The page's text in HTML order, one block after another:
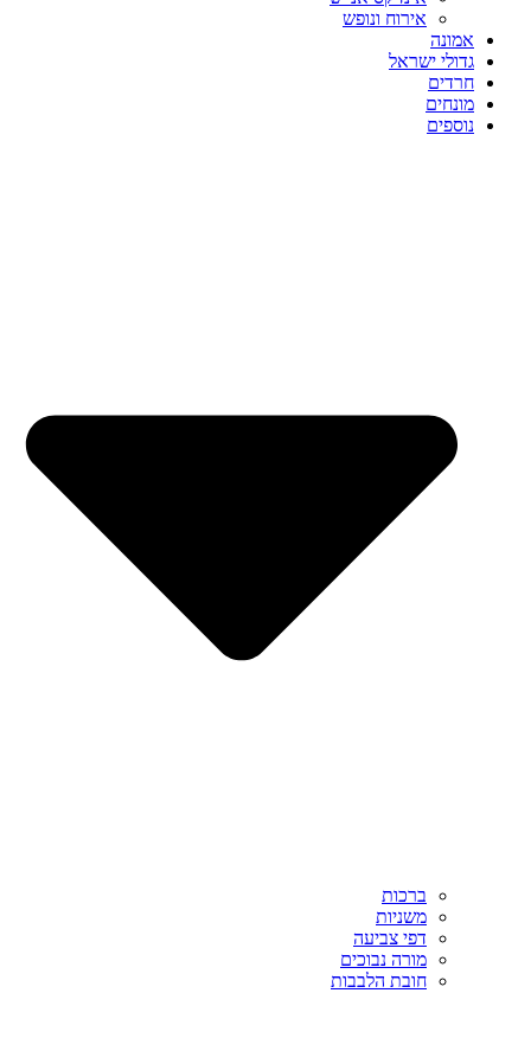
אירוח ונופש
אמונה
גדולי ישראל
חרדים
מונחים
נוספים
ברכות
משניות
דפי צביעה
מורה נבוכים
חובת הלבבות